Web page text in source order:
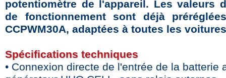
potentiomètre de l'appareil. Les valeurs
de fonctionnement sont déjà
CCPWM30A, adaptées à toutes les
Spécifications techniques
• Connexion directe de l'entrée de la batterie